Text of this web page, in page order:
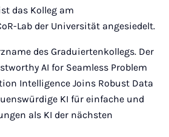
das Kolleg am
Lab der Universität angesiedelt.
des Graduiertenkollegs. Der
AI for Seamless Problem
Intelligence Joins Robust Data
KI für einfache und
als KI der nächsten